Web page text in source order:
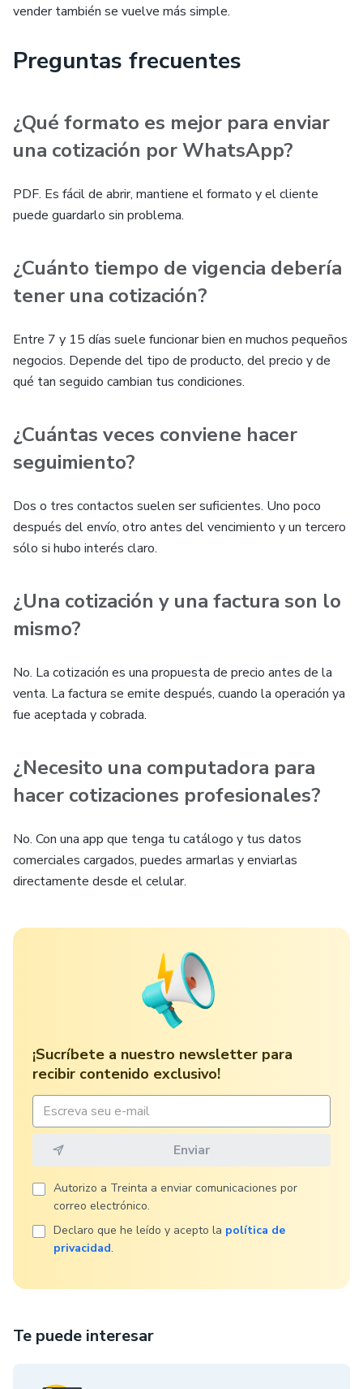
Te puede interesar
vender también se vuelve más simple.
Preguntas frecuentes
¿Qué formato es mejor para enviar
una cotización por WhatsApp?
PDF. Es fácil de abrir, mantiene el formato y el cliente
puede guardarlo sin problema.
¿Cuánto tiempo de vigencia debería
tener una cotización?
Entre 7 y 15 días suele funcionar bien en muchos pequeños
negocios. Depende del tipo de producto, del precio y de
qué tan seguido cambian tus condiciones.
¿Cuántas veces conviene hacer
seguimiento?
Dos o tres contactos suelen ser suficientes. Uno poco
después del envío, otro antes del vencimiento y un tercero
sólo si hubo interés claro.
¿Una cotización y una factura son lo
mismo?
No. La cotización es una propuesta de precio antes de la
venta. La factura se emite después, cuando la operación ya
fue aceptada y cobrada.
¿Necesito una computadora para
hacer cotizaciones profesionales?
No. Con una app que tenga tu catálogo y tus datos
comerciales cargados, puedes armarlas y enviarlas
directamente desde el celular.
¡Sucríbete a nuestro newsletter para
recibir contenido exclusivo!
Autorizo ​​a Treinta a enviar comunicaciones por
correo electrónico.
Declaro que he leído y acepto la política de
privacidad.